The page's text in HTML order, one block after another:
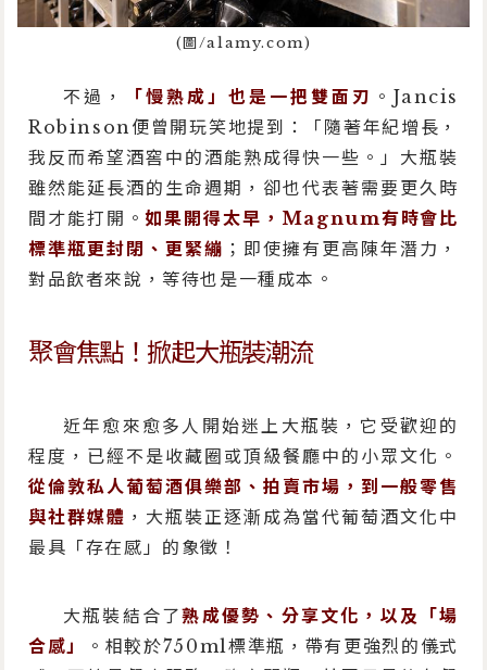
(圖/alamy.com)
不過， 「慢熟成」也是一把雙面刃 。Jancis
Robinson便曾開玩笑地提到：「隨著年紀增長，
我反而希望酒窖中的酒能熟成得快一些。」大瓶裝
雖然能延長酒的生命週期，卻也代表著需要更久時
間才能打開。如果開得太早，Magnum有時會比
標準瓶更封閉、更緊繃 ；即使擁有更高陳年潛力，
對品飲者來說，等待也是一種成本。
聚會焦點！掀起大瓶裝潮流
近年愈來愈多人開始迷上大瓶裝，它受歡迎的
程度，已經不是收藏圈或頂級餐廳中的小眾文化。
從倫敦私人葡萄酒俱樂部、拍賣市場，到一般零售
與社群媒體 ，大瓶裝正逐漸成為當代葡萄酒文化中
最具「存在感」的象徵！
大瓶裝結合了熟成優勢、分享文化，以及「場
合感」
。相較於750ml標準瓶，帶有更強烈的儀式